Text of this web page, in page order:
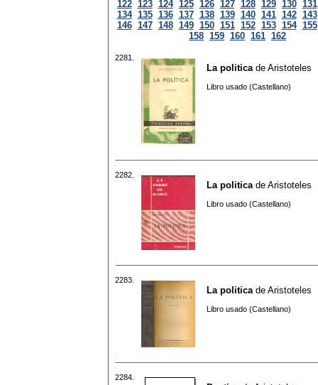
122 123 124 125 126 127 128 129 130 131
134 135 136 137 138 139 140 141 142 143
146 147 148 149 150 151 152 153 154 155
158 159 160 161 162
2281.
La politica de Aristoteles
Libro usado (Castellano)
2282.
La politica de Aristoteles
Libro usado (Castellano)
2283.
La politica de Aristoteles
Libro usado (Castellano)
2284.